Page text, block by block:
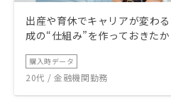
出産や育休でキャリアが変わ
成の“仕組み”を作っておきたか
購入時データ
20代 / 金融機関勤務